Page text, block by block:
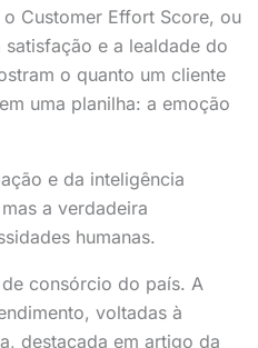
Customer Effort Score, ou
e a lealdade do
o quanto um cliente
uma planilha: a emoção
e da inteligência
a verdadeira
humanas.
consórcio do país. A
voltadas à
destacada em artigo da